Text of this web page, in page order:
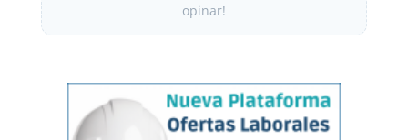
opinar!